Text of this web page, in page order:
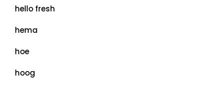
hello fresh
hema
hoe
hoog